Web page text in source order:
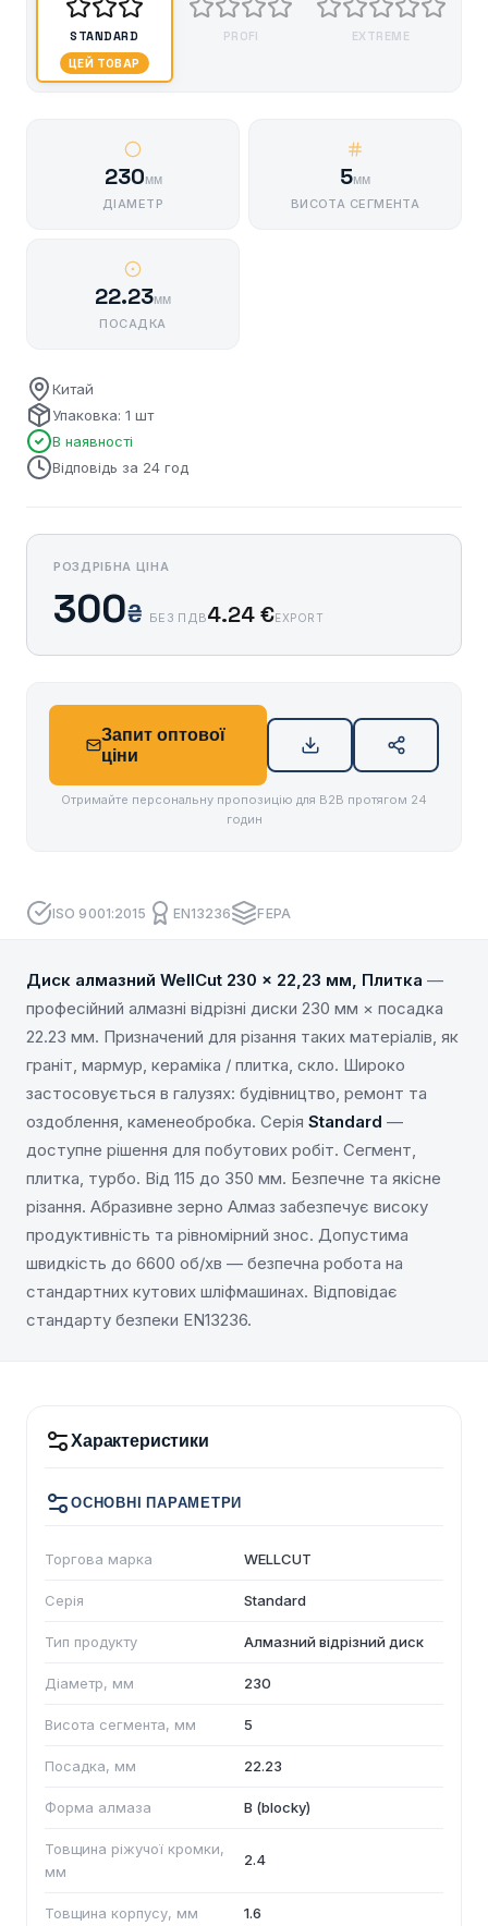
STANDARD
ЦЕЙ ТОВАР
PROFI EXTREME
230мм
ДІАМЕТР
5мм
ВИСОТА СЕГМЕНТА
22.23мм
ПОСАДКА
Китай
Упаковка: 1 шт
В наявності
Відповідь за 24 год
РОЗДРІБНА ЦІНА
300₴ БЕЗ ПДВ4.24 €EXPORT
Запит оптової
ціни
Отримайте персональну пропозицію для B2B протягом 24
годин
ISO 9001:2015 EN13236 FEPA
Диск алмазний WellCut 230 x 22,23 мм, Плитка —
професійний алмазні відрізні диски 230 мм × посадка
22.23 мм. Призначений для різання таких матеріалів, як
граніт, мармур, кераміка / плитка, скло. Широко
застосовується в галузях: будівництво, ремонт та
оздоблення, каменеобробка. Серія Standard —
доступне рішення для побутових робіт. Сегмент,
плитка, турбо. Від 115 до 350 мм. Безпечне та якісне
різання. Абразивне зерно Алмаз забезпечує високу
продуктивність та рівномірний знос. Допустима
швидкість до 6600 об/хв — безпечна робота на
стандартних кутових шліфмашинах. Відповідає
стандарту безпеки EN13236.
Характеристики
ОСНОВНІ ПАРАМЕТРИ
Торгова марка WELLCUT
Серія Standard
Тип продукту Алмазний відрізний диск
Діаметр, мм 230
Висота сегмента, мм 5
Посадка, мм 22.23
Форма алмаза B (blocky)
Товщина ріжучої кромки,
мм
2.4
Товщина корпусу, мм 1.6